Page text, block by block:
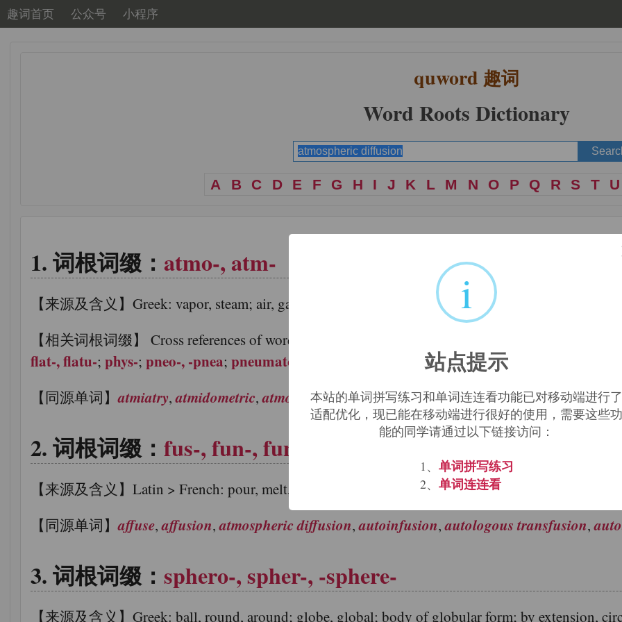
趣词首页 公众号 小程序
quword 趣词
Word Roots Dictionary
A B C D E F G H I J K L M N O P Q R S T U
词根词缀： atmo-, atm-
【来源及含义】Greek: vapor, steam; air, gas; respiration
【相关词根词缀】 Cross references of word groups that are related, directly or indirectly, to:
"air,
flat-, flatu-; phys-; pneo-, -pnea; pneumato- zephyro-.
【同源单词】atmiatry,atmidometric,atmobios,atmocausis,atmocautery,atmoclast
词根词缀： fus-, fun-, fund-, fut-, found-
【来源及含义】Latin > French: pour, melt, blend
【同源单词】affuse,affusion,atmospheric diffusion,autoinfusion,autologous transfusion,
词根词缀： sphero-, spher-, -sphere-
【来源及含义】Greek: ball, round, around; globe, global; body of globular form; by extension,
i
站点提示
本站的单词拼写练习和单词连连看功能已对移动端进行了
适配优化，现已能在移动端进行很好的使用，需要这些功
能的同学请通过以下链接访问：
1、 单词拼写练习
2、 单词连连看